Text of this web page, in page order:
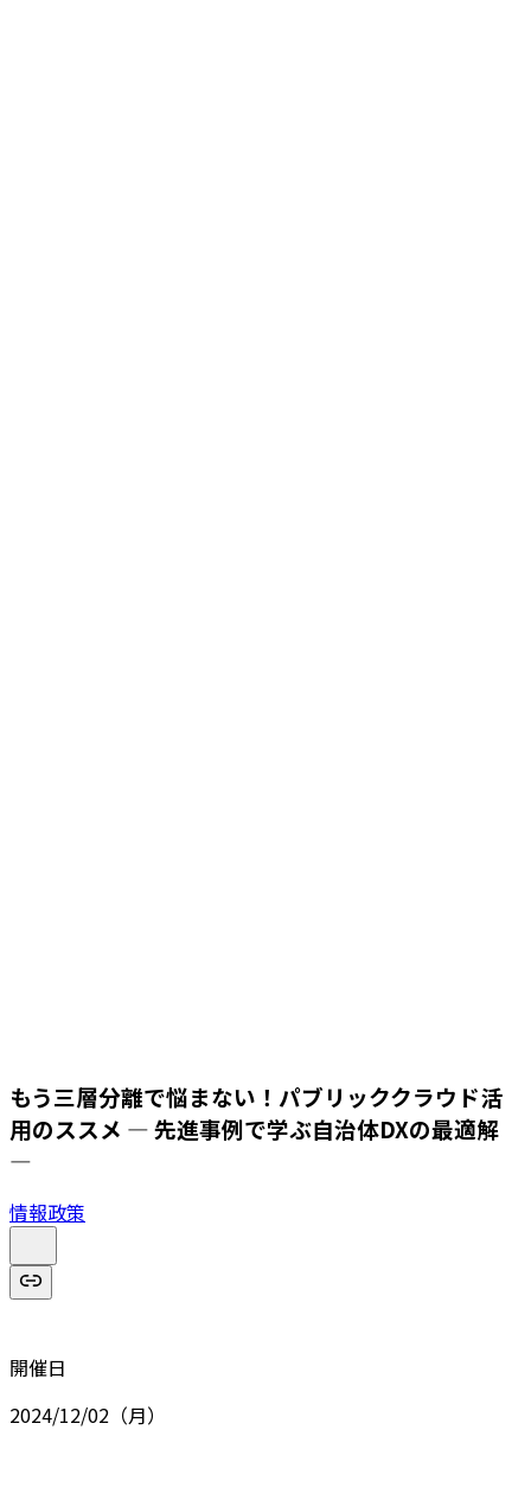
もう三層分離で悩まない！パブリッククラウド活
用のススメ — 先進事例で学ぶ自治体DXの最適解
—
情報政策
開催日
2024/12/02（月）